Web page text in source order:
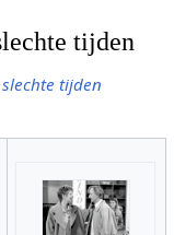
tijden
tijden